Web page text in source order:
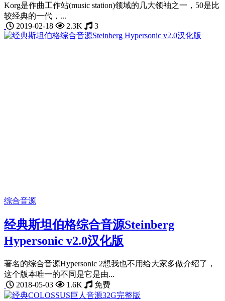
Korg是作曲工作站(music station)领域的几大领袖之一，50是比
较经典的一代，...
2019-02-18
2.3K 3
综合音源
经典斯坦伯格综合音源Steinberg
Hypersonic v2.0汉化版
著名的综合音源Hypersonic 2想我也不用给大家多做介绍了，
这个版本唯一的不同是它是由...
2018-05-03
1.6K 免费